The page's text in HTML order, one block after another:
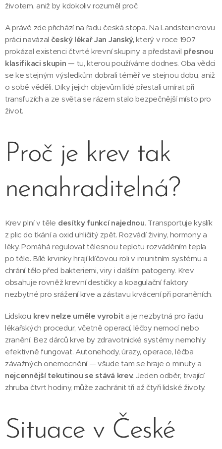
životem, aniž by kdokoliv rozuměl proč.
A právě zde přichází na řadu česká stopa. Na Landsteinerovu
práci navázal český lékař Jan Janský, který v roce 1907
prokázal existenci čtvrté krevní skupiny a představil přesnou
klasifikaci skupin — tu, kterou používáme dodnes. Oba vědci
se ke stejným výsledkům dobrali téměř ve stejnou dobu, aniž
o sobě věděli. Díky jejich objevům lidé přestali umírat při
transfuzích a ze světa se rázem stalo bezpečnější místo pro
život.
Proč je krev tak
nenahraditelná?
Krev plní v těle desítky funkcí najednou. Transportuje kyslík
z plic do tkání a oxid uhličitý zpět. Rozvádí živiny, hormony a
léky. Pomáhá regulovat tělesnou teplotu rozváděním tepla
po těle. Bílé krvinky hrají klíčovou roli v imunitním systému a
chrání tělo před bakteriemi, viry i dalšími patogeny. Krev
obsahuje rovněž krevní destičky a koagulační faktory
nezbytné pro srážení krve a zástavu krvácení při poraněních.
Lidskou krev nelze uměle vyrobit a je nezbytná pro řadu
lékařských procedur, včetně operací, léčby nemocí nebo
zranění. Bez dárců krve by zdravotnické systémy nemohly
efektivně fungovat. Autonehody, úrazy, operace, léčba
závažných onemocnění — všude tam se hraje o minuty a
nejcennější tekutinou se stává krev. Jeden odběr, trvající
zhruba čtvrt hodiny, může zachránit tři až čtyři lidské životy.
Situace v České